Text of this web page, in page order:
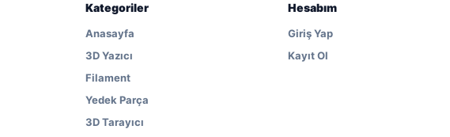
Kategoriler
Anasayfa
3D Yazıcı
Filament
Yedek Parça
3D Tarayıcı
Hesabım
Giriş Yap
Kayıt Ol